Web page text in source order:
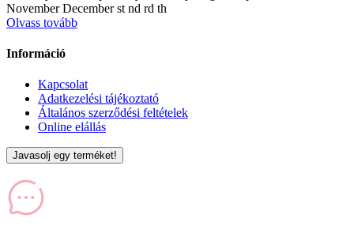
November December st nd rd th
Olvass tovább
Információ
Kapcsolat
Adatkezelési tájékoztató
Általános szerződési feltételek
Online elállás
Javasolj egy terméket!